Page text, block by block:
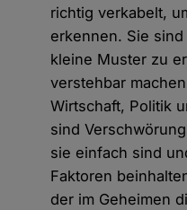
richtig verkabelt,
erkennen. Sie
kleine Muster zu
verstehbar
Wirtschaft, Politik
sind
sie einfach sind
Faktoren
der im Geheimen